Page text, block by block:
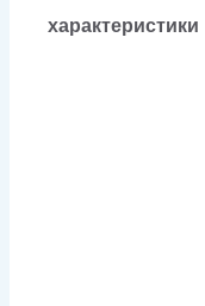
характеристики